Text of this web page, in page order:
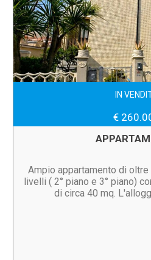
IN
€
Ampio appartamento di
livelli ( 2° piano e 3° piano)
di circa 40 mq.